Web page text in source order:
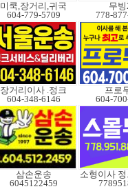
미쿡,장거리,귀국
604-779-5709
무
778-
장거리이사 .정크
604-348-6146
프로
604-
삼손운송
6045122459